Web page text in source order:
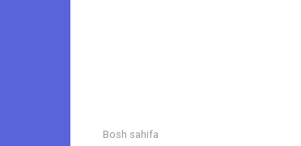
Bosh sahifa